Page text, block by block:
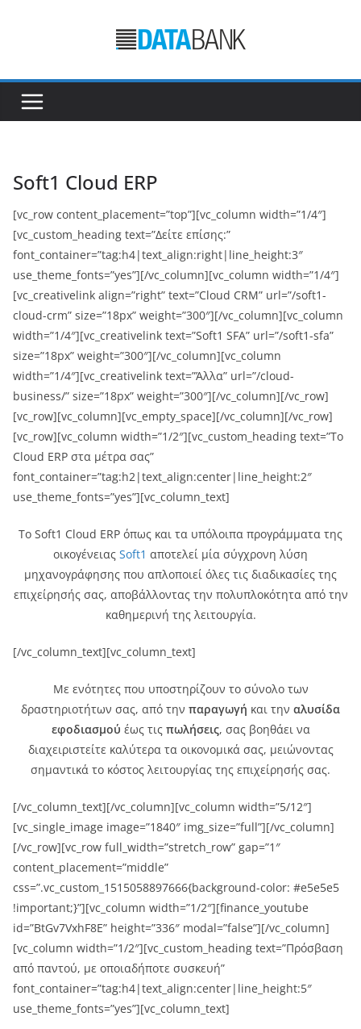
Soft1 Cloud ERP
[vc_row content_placement=”top”][vc_column width=”1/4″]
[vc_custom_heading text=”Δείτε επίσης:”
font_container=”tag:h4|text_align:right|line_height:3″
use_theme_fonts=”yes”][/vc_column][vc_column width=”1/4″]
[vc_creativelink align=”right” text=”Cloud CRM” url=”/soft1-
cloud-crm” size=”18px” weight=”300″][/vc_column][vc_column
width=”1/4″][vc_creativelink text=”Soft1 SFA” url=”/soft1-sfa”
size=”18px” weight=”300″][/vc_column][vc_column
width=”1/4″][vc_creativelink text=”Άλλα” url=”/cloud-
business/” size=”18px” weight=”300″][/vc_column][/vc_row]
[vc_row][vc_column][vc_empty_space][/vc_column][/vc_row]
[vc_row][vc_column width=”1/2″][vc_custom_heading text=”Το
Cloud ERP στα μέτρα σας”
font_container=”tag:h2|text_align:center|line_height:2″
use_theme_fonts=”yes”][vc_column_text]
Το Soft1 Cloud ERP όπως και τα υπόλοιπα προγράμματα της
οικογένειας Soft1 αποτελεί μία σύγχρονη λύση
μηχανογράφησης που απλοποιεί όλες τις διαδικασίες της
επιχείρησής σας, αποβάλλοντας την πολυπλοκότητα από την
καθημερινή της λειτουργία.
[/vc_column_text][vc_column_text]
Με ενότητες που υποστηρίζουν το σύνολο των
δραστηριοτήτων σας, από την παραγωγή και την αλυσίδα
εφοδιασμού έως τις πωλήσεις, σας βοηθάει να
διαχειριστείτε καλύτερα τα οικονομικά σας, μειώνοντας
σημαντικά το κόστος λειτουργίας της επιχείρησής σας.
[/vc_column_text][/vc_column][vc_column width=”5/12″]
[vc_single_image image=”1840″ img_size=”full”][/vc_column]
[/vc_row][vc_row full_width=”stretch_row” gap=”1″
content_placement=”middle”
css=”.vc_custom_1515058897666{background-color: #e5e5e5
!important;}”][vc_column width=”1/2″][finance_youtube
id=”BtGv7VxhF8E” height=”336″ modal=”false”][/vc_column]
[vc_column width=”1/2″][vc_custom_heading text=”Πρόσβαση
από παντού, με οποιαδήποτε συσκευή”
font_container=”tag:h4|text_align:center|line_height:5″
use_theme_fonts=”yes”][vc_column_text]